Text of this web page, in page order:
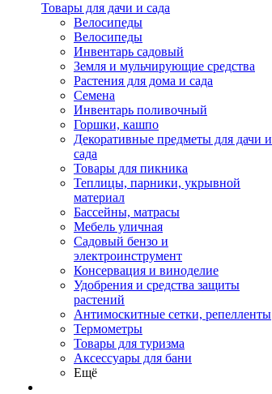
Товары для дачи и сада
Велосипеды
Велосипеды
Инвентарь садовый
Земля и мульчирующие средства
Растения для дома и сада
Семена
Инвентарь поливочный
Горшки, кашпо
Декоративные предметы для дачи и
сада
Товары для пикника
Теплицы, парники, укрывной
материал
Бассейны, матрасы
Мебель уличная
Садовый бензо и
электроинструмент
Консервация и виноделие
Удобрения и средства защиты
растений
Антимоскитные сетки, репелленты
Термометры
Товары для туризма
Аксессуары для бани
Ещё